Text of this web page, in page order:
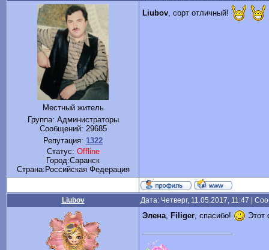
Местный житель
Группа: Администраторы
Сообщений: 29685
Репутация: 1322
Статус: Offline
Город:Саранск
Cтрана:Российская Федерация
Liubov , сорт отличный!
Liubov Дата: Четверг, 11.05.2017, 11:47 |
Элена Filiger , спасибо! Этот